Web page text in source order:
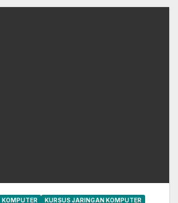
KOMPUTER
KURSUS JARINGAN KOMPUTER